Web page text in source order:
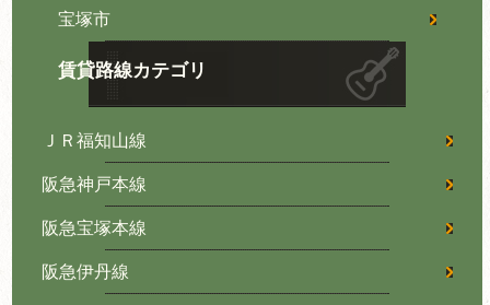
宝塚市
賃貸路線カテゴリ
ＪＲ福知山線
阪急神戸本線
阪急宝塚本線
阪急伊丹線